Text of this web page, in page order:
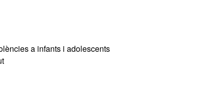
a infants i adolescents